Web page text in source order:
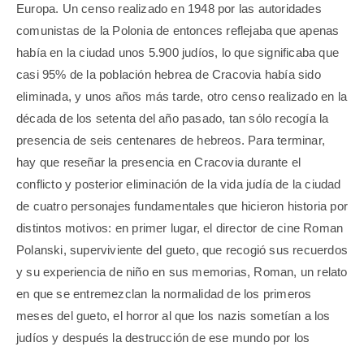
Europa. Un censo realizado en 1948 por las autoridades
comunistas de la Polonia de entonces reflejaba que apenas
había en la ciudad unos 5.900 judíos, lo que significaba que
casi 95% de la población hebrea de Cracovia había sido
eliminada, y unos años más tarde, otro censo realizado en la
década de los setenta del año pasado, tan sólo recogía la
presencia de seis centenares de hebreos. Para terminar,
hay que reseñar la presencia en Cracovia durante el
conflicto y posterior eliminación de la vida judía de la ciudad
de cuatro personajes fundamentales que hicieron historia por
distintos motivos: en primer lugar, el director de cine Roman
Polanski, superviviente del gueto, que recogió sus recuerdos
y su experiencia de niño en sus memorias, Roman, un relato
en que se entremezclan la normalidad de los primeros
meses del gueto, el horror al que los nazis sometían a los
judíos y después la destrucción de ese mundo por los